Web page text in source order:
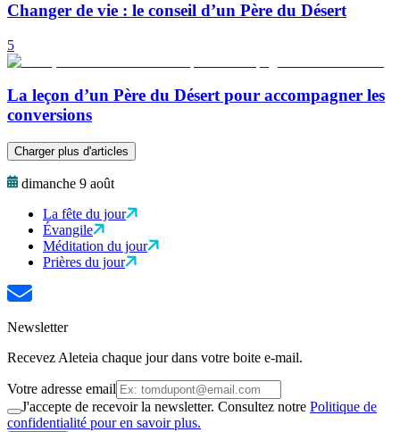
Changer de vie : le conseil d’un Père du Désert
5
La leçon d’un Père du Désert pour accompagner les
conversions
Charger plus d'articles
dimanche 9 août
La fête du jour
Évangile
Méditation du jour
Prières du jour
Newsletter
Recevez Aleteia chaque jour dans votre boite e-mail.
Votre adresse email
J'accepte de recevoir la newsletter. Consultez notre Politique de
confidentialité pour en savoir plus.